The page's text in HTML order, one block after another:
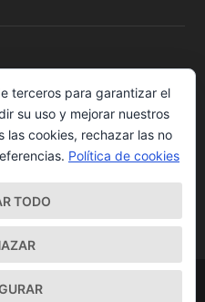
| Desarrollado por
terceros para garantizar el
su uso y mejorar nuestros
las cookies, rechazar las no
Política de cookies
TODO